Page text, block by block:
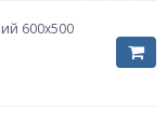
600х500